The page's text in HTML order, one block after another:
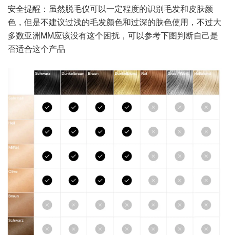
安全提醒：虽然脱毛仪可以一定程度的识别毛发和皮肤颜
色，但是不建议过浅的毛发颜色和过深的肤色使用，不过大
多数亚洲MM应该没有这个困扰，可以参考下图判断自己是
否适合这个产品